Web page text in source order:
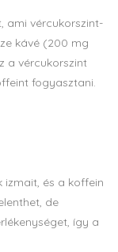
ami vércukorszint-
kávé (200 mg
a vércukorszint
fogyasztani.
és a koffein
de
így a